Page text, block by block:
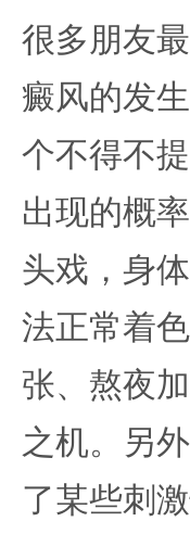
很多朋友
癜风的发
个不得不
出现的概
头戏，身
法正常着
张、熬夜
之机。另
了某些刺